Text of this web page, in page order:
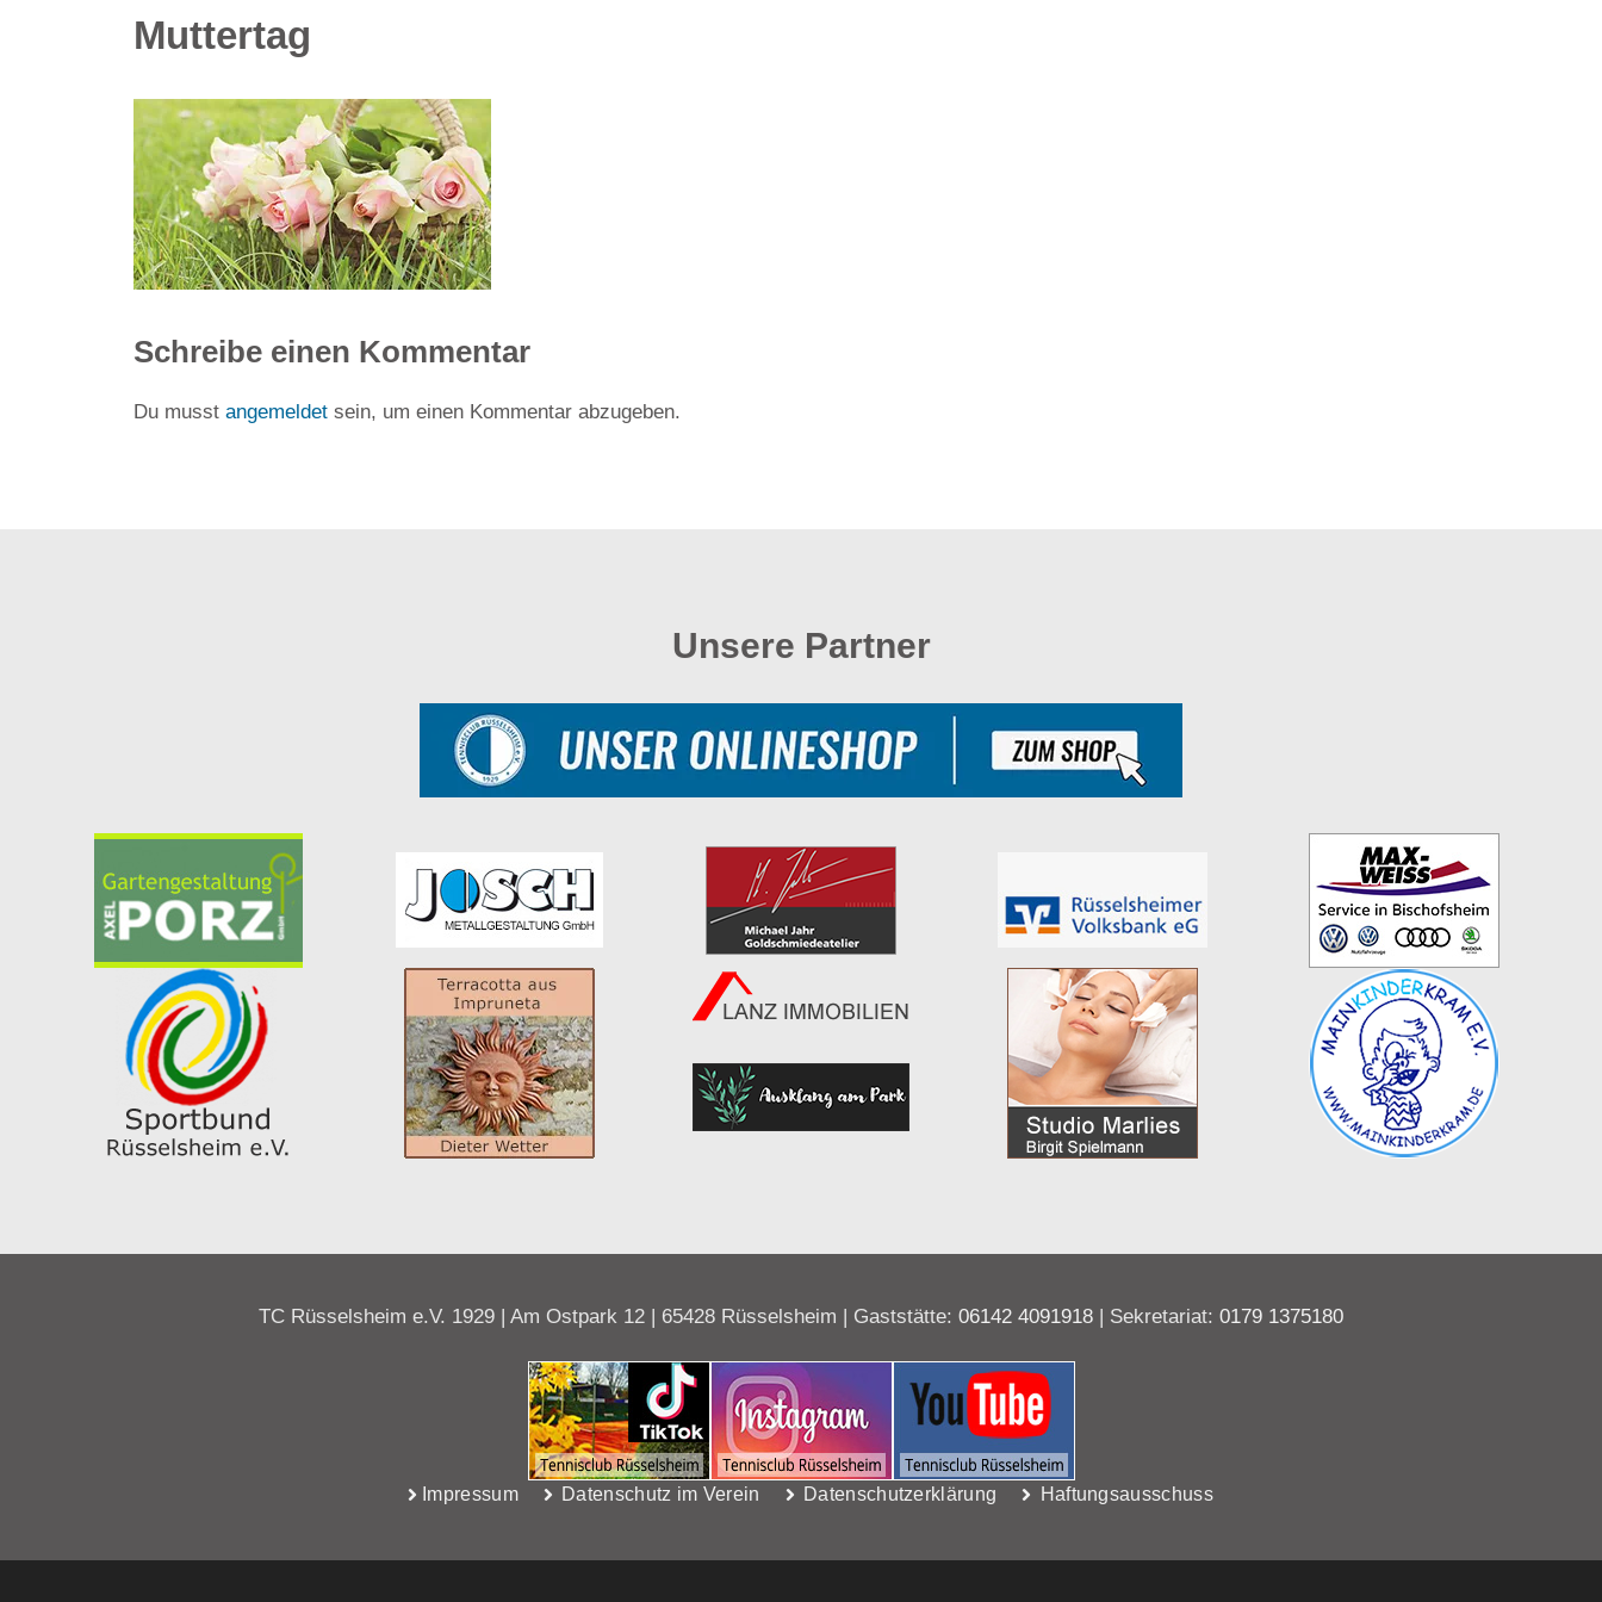
Muttertag
Schreibe einen Kommentar
Du musst angemeldet sein, um einen Kommentar abzugeben.
Unsere Partner
TC Rüsselsheim e.V. 1929 | Am Ostpark 12 | 65428 Rüsselsheim | Gaststätte: 06142 4091918 | Sekretariat: 0179 1375180
Impressum Datenschutz im Verein Datenschutzerklärung Haftungsausschuss